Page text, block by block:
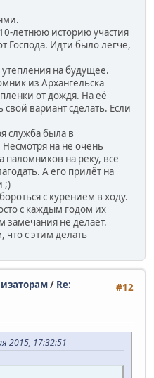
летнюю историю участия
Господа. Идти было легче,
на будущее.
из Архангельска
от дождя. На её
вариант сделать. Если
служба была в
на не очень
на реку, все
А его прилёт на
;)
с курением в ходу.
с каждым годом их
замечания не делает.
с этим делать
#12
/ Re:
2015, 17:32:51